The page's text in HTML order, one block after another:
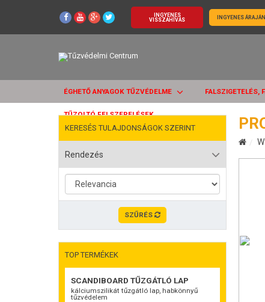
INGYENES
VISSZAHÍVÁS
INGYENES
ÉGHETŐ ANYAGOK TŰZVÉDELME FALSZIGETELÉS,
TŰZOLTÓ FELSZERELÉSEK
KERESÉS TULAJDONSÁGOK SZERINT
Rendezés
SZŰRÉS
TOP TERMÉKEK
SCANDIBOARD TŰZGÁTLÓ LAP
kálciumszilikát tűzgátló lap, habkönnyű
tűzvédelem